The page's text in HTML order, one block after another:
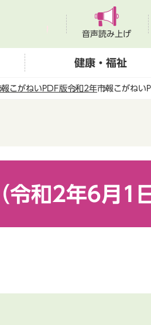
音声読み上げ
健康・福祉
こがねいPDF版令和2年市報こがねい
和2年6月1